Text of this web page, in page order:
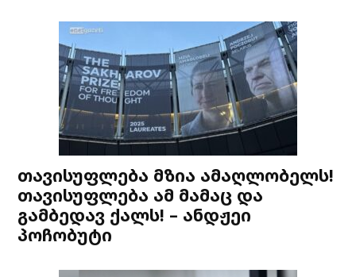
თავისუფლება მზია ამაღლობელს!
თავისუფლება ამ მამაც და
გამბედავ ქალს! – ანდჟეი
პოჩობუტი